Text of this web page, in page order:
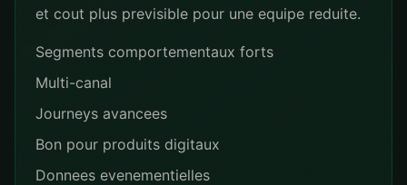
et cout plus previsible pour une equipe reduite.
Segments comportementaux forts
Multi-canal
Journeys avancees
Bon pour produits digitaux
Donnees evenementielles